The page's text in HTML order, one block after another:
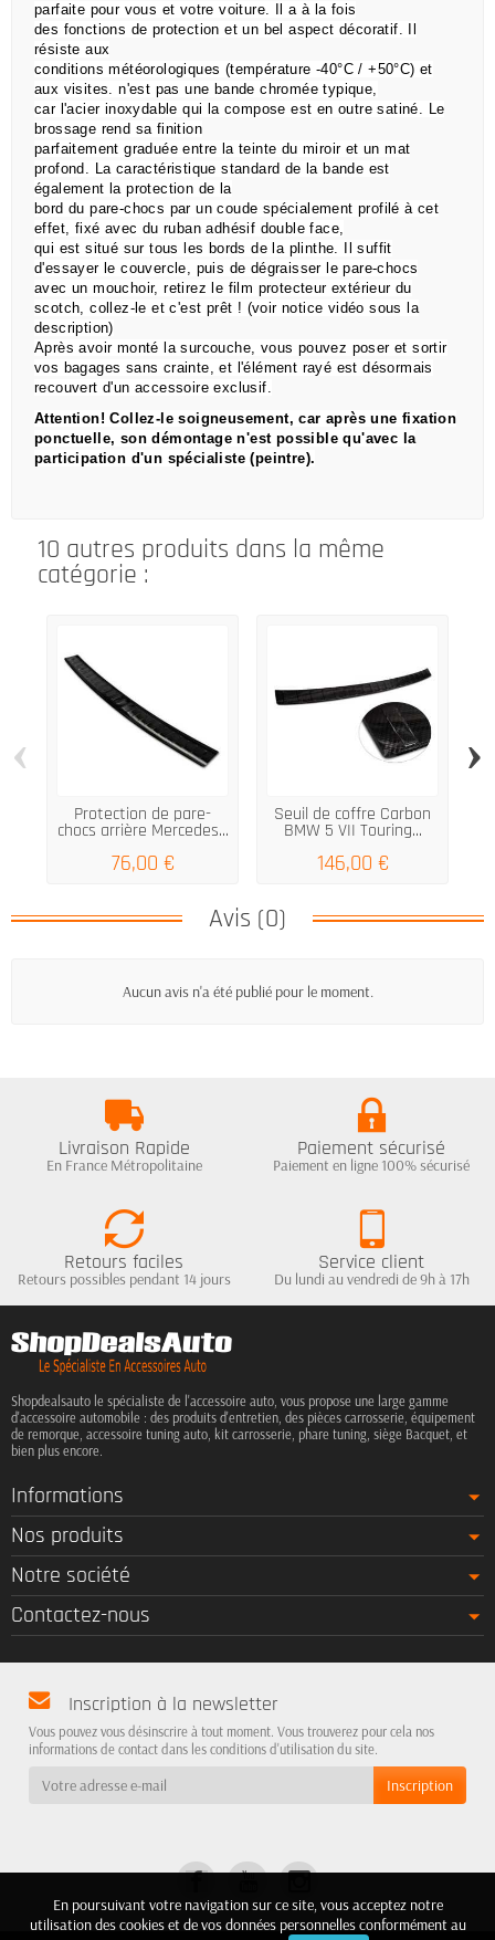
En poursuivant votre navigation sur ce site, vous acceptez notre
utilisation des cookies et de vos données personnelles conformément au
parfaite pour vous et votre voiture. Il a à la fois
des fonctions de protectionet un belaspectdécoratif. Il
résiste aux
conditionsmétéorologiques (température -40°C / +50°C) et
aux visites. n'est pas une bande chromée typique,
car l'acier inoxydable qui la compose est en outre satiné. Le
brossage rend sa finition
parfaitement graduée entre la teinte du miroir et un mat
profond. La caractéristique standard de la bande est
également la protection de la
bord du pare-chocs par un coude spécialement profilé à cet
effet, fixé avec du ruban adhésif double face,
qui est situé sur tous les bords de la plinthe.
Il suffit
d'essayer le couvercle, puis de dégraisser le pare-chocs
avec un mouchoir, retirez le film protecteur extérieur du
scotch, collez-le et c'est prêt ! (voir notice vidéo sous la
description)
Après avoir monté la surcouche, vous pouvez poser et sortir
vos bagages sans crainte, et l'élément rayé est désormais
recouvert d'un accessoire exclusif.
Attention!Collez-le soigneusement, car après une fixation
ponctuelle, son démontage n'est possible qu'avec la
participation d'un spécialiste (peintre).
10 autres produits dans la même
catégorie :
Protection de pare-
chocs arrière Mercedes...
76,00 €
Seuil de coffre Carbon
BMW 5 VII Touring...
146,00 €
‹ ›
Avis (0)
Aucun avis n'a été publié pour le moment.
Livraison Rapide
En France Métropolitaine
Paiement sécurisé
Paiement en ligne 100% sécurisé
Retours faciles
Retours possibles pendant 14 jours
Service client
Du lundi au vendredi de 9h à 17h
Shopdealsauto le spécialiste de l'accessoire auto, vous propose une large gamme
d'accessoire automobile : des produits d'entretien, des pièces carrosserie, équipement
de remorque, accessoire tuning auto, kit carrosserie, phare tuning, siège Bacquet, et
bien plus encore.
Informations
Nos produits
Notre société
Contactez-nous
En poursuivant votre navigation sur ce site, vous acceptez notre
utilisation des cookies et de vos données personnelles conformément au
Inscription à la newsletter
Vous pouvez vous désinscrire à tout moment. Vous trouverez pour cela nos
informations de contact dans les conditions d'utilisation du site.